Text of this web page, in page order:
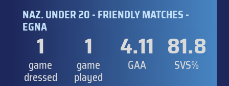
NAZ. UNDER 20 - FRIENDLY MATCHES -
EGNA
1
game
dressed
1
game
played
4.11
GAA
81.8
SVS%